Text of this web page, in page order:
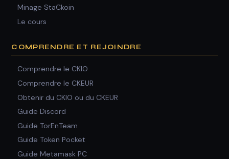
Minage StaCkoin
Le cours
COMPRENDRE ET REJOINDRE
Comprendre le CKIO
Comprendre le CKEUR
Obtenir du CKIO ou du CKEUR
Guide Discord
Guide TorEnTeam
Guide Token Pocket
Guide Metamask PC